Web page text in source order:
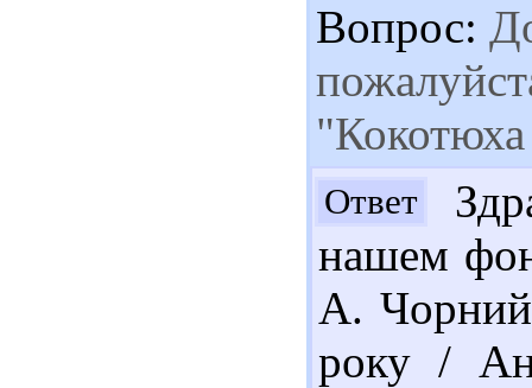
Вопрос:
Ответ
нашем
А. Чорний
року /